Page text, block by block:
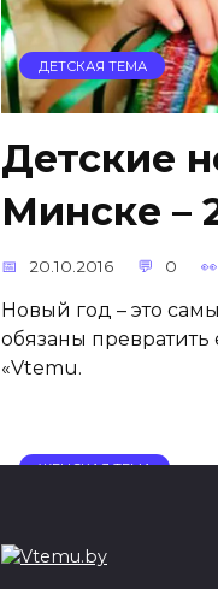
ДЕТСКАЯ ТЕМА
Детские
Минске –
20.10.2016 0
Новый год – это
обязаны превратить
«Vtemu.
ЖЕНСКАЯ ТЕМА